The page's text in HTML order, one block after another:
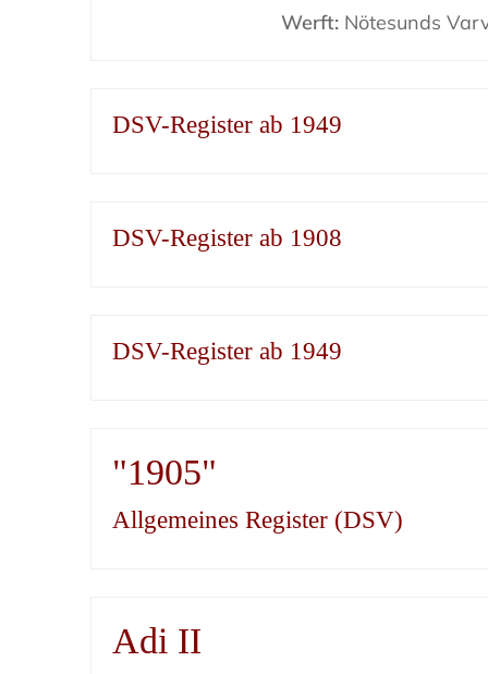
Werft: Nötesunds
DSV-Register ab 1949
DSV-Register ab 1908
DSV-Register ab 1949
"1905"
Allgemeines Register (DSV)
Adi II